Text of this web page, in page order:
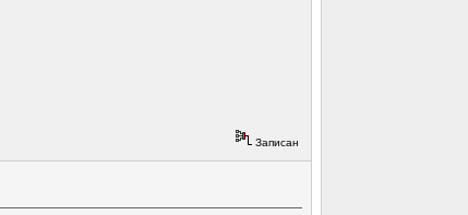
Записан